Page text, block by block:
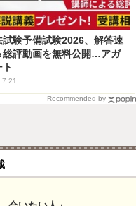
試験予備試験2026、解答速
総評動画を無料公開…アガ
ト
Recommended by